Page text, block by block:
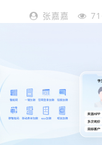
张嘉嘉